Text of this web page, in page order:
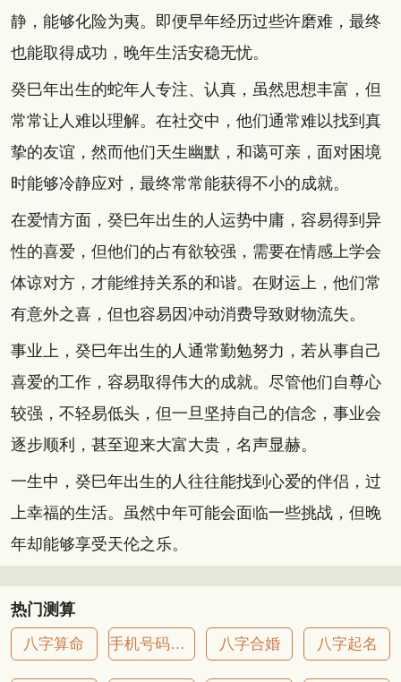
静，能够化险为夷。即便早年经历过些许磨难，最终
也能取得成功，晚年生活安稳无忧。
癸巳年出生的蛇年人专注、认真，虽然思想丰富，但
常常让人难以理解。在社交中，他们通常难以找到真
挚的友谊，然而他们天生幽默，和蔼可亲，面对困境
时能够冷静应对，最终常常能获得不小的成就。
在爱情方面，癸巳年出生的人运势中庸，容易得到异
性的喜爱，但他们的占有欲较强，需要在情感上学会
体谅对方，才能维持关系的和谐。在财运上，他们常
有意外之喜，但也容易因冲动消费导致财物流失。
事业上，癸巳年出生的人通常勤勉努力，若从事自己
喜爱的工作，容易取得伟大的成就。尽管他们自尊心
较强，不轻易低头，但一旦坚持自己的信念，事业会
逐步顺利，甚至迎来大富大贵，名声显赫。
一生中，癸巳年出生的人往往能找到心爱的伴侣，过
上幸福的生活。虽然中年可能会面临一些挑战，但晚
年却能够享受天伦之乐。
热门测算
八字算命 手机号码吉凶 八字合婚 八字起名